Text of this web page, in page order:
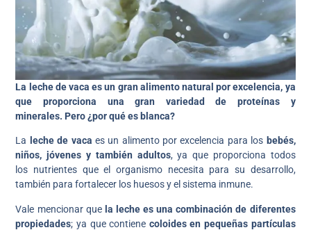
La leche de vaca es un gran alimento natural por excelencia, ya
que proporciona una gran variedad de proteínas y
minerales. Pero ¿por qué es blanca?
La leche de vaca es un alimento por excelencia para los bebés,
niños, jóvenes y también adultos, ya que proporciona todos
los nutrientes que el organismo necesita para su desarrollo,
también para fortalecer los huesos y el sistema inmune.
Vale mencionar que la leche es una combinación de diferentes
propiedades; ya que contiene coloides en pequeñas partículas